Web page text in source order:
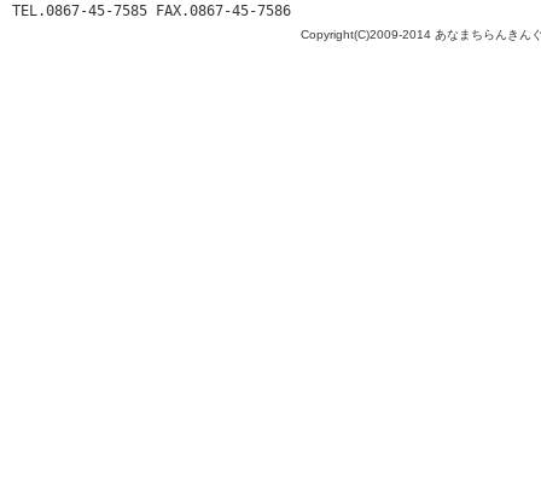
TEL.0867-45-7585 FAX.0867-45-7586
Copyright(C)2009-2014 あなまちらんきん